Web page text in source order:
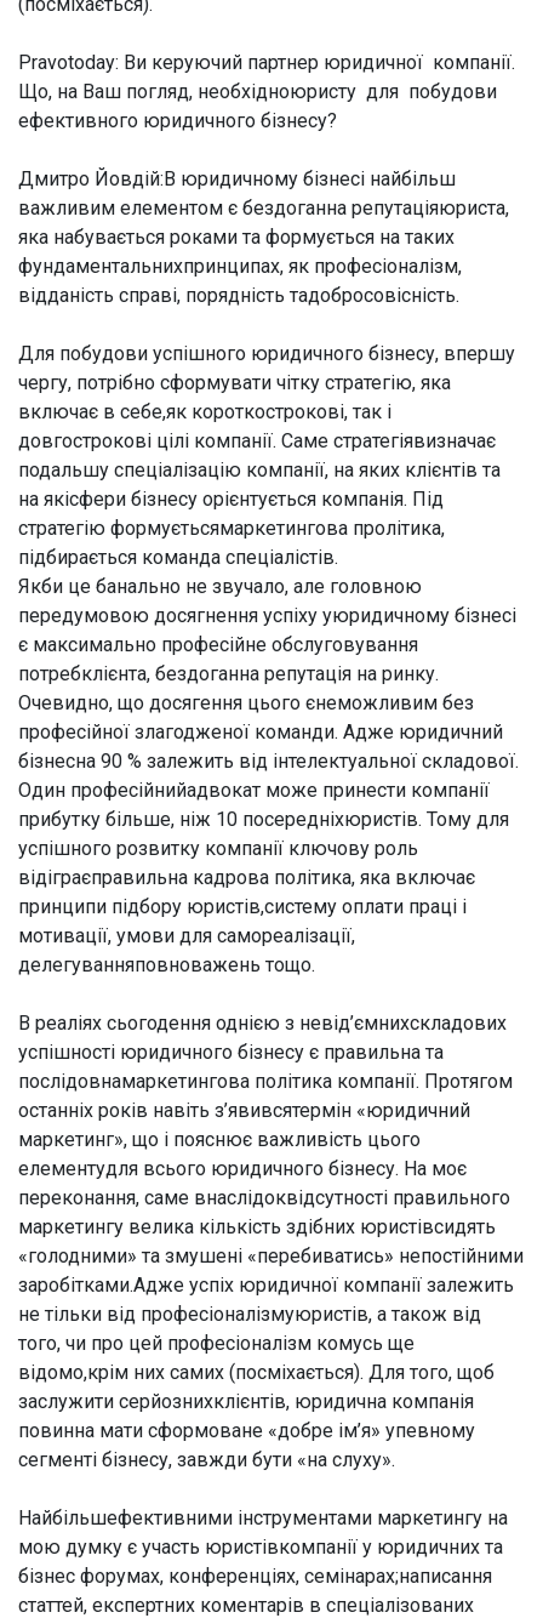
Pravotoday: Ви керуючий партнер юридичної компанії.
Що, на Ваш погляд, необхідноюристу для побудови
ефективного юридичного бізнесу?
Дмитро Йовдій:В юридичному бізнесі найбільш
важливим елементом є бездоганна репутаціяюриста,
яка набувається роками та формується на таких
фундаментальнихпринципах, як професіоналізм,
відданість справі, порядність тадобросовісність.
Для побудови успішного юридичного бізнесу, впершу
чергу, потрібно сформувати чітку стратегію, яка
включає в себе,як короткострокові, так і
довгострокові цілі компанії. Саме стратегіявизначає
подальшу спеціалізацію компанії, на яких клієнтів та
на якісфери бізнесу орієнтується компанія. Під
стратегію формуєтьсямаркетингова пролітика,
підбирається команда спеціалістів.
Якби це банально не звучало, але головною
передумовою досягнення успіху уюридичному бізнесі
є максимально професійне обслуговування
потребклієнта, бездоганна репутація на ринку.
Очевидно, що досягення цього єнеможливим без
професійної злагодженої команди. Адже юридичний
бізнесна 90 % залежить від інтелектуальної складової.
Один професійнийадвокат може принести компанії
прибутку більше, ніж 10 посередніхюристів. Тому для
успішного розвитку компанії ключову роль
відіграєправильна кадрова політика, яка включає
принципи підбору юристів,систему оплати праці і
мотивації, умови для самореалізації,
делегуванняповноважень тощо.
В реаліях сьогодення однією з невід’ємнихскладових
успішності юридичного бізнесу є правильна та
послідовнамаркетингова політика компанії. Протягом
останніх років навіть з’явивсятермін «юридичний
маркетинг», що і пояснює важливість цього
елементудля всього юридичного бізнесу. На моє
переконання, саме внаслідоквідсутності правильного
маркетингу велика кількість здібних юристівсидять
«голодними» та змушені «перебиватись» непостійними
заробітками.Адже успіх юридичної компанії залежить
не тільки від професіоналізмуюристів, а також від
того, чи про цей професіоналізм комусь ще
відомо,крім них самих (посміхається). Для того, щоб
заслужити серйознихклієнтів, юридична компанія
повинна мати сформоване «добре ім’я» упевному
сегменті бізнесу, завжди бути «на слуху».
Найбільшефективними інструментами маркетингу на
мою думку є участь юристівкомпанії у юридичних та
бізнес форумах, конференціях, семінарах;написання
статтей, експертних коментарів в спеціалізованих